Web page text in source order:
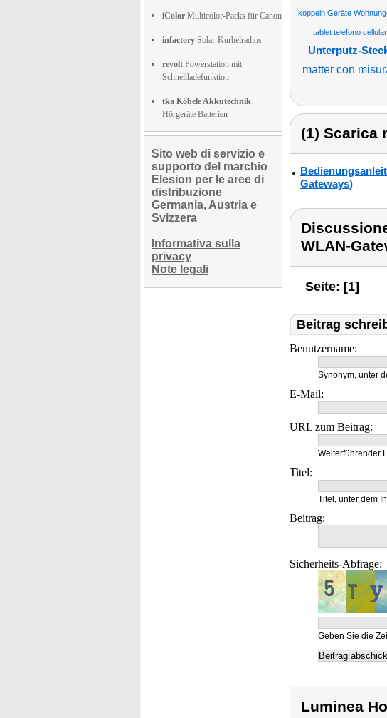
iColor Multicolor-Packs für Canon
infactory Solar-Kurbelradios
revolt Powerstation mit
Schnellladefunktion
tka Köbele Akkutechnik
Hörgeräte Batterien
Sito web di servizio e
supporto del marchio
Elesion per le aree di
distribuzione
Germania, Austria e
Svizzera
Informativa sulla
privacy
Note legali
koppeln Geräte
tablet telefono
Unterputz-
matter con
(1) Scarica
Gateways)
WLAN-
Seite: [1]
Beitrag
Benutzername:
Synonym, unter
E-Mail:
URL zum Beitrag:
Weiterführender
Titel:
Titel, unter dem
Beitrag:
Sicherheits-Abfrage:
Geben Sie die
Luminea